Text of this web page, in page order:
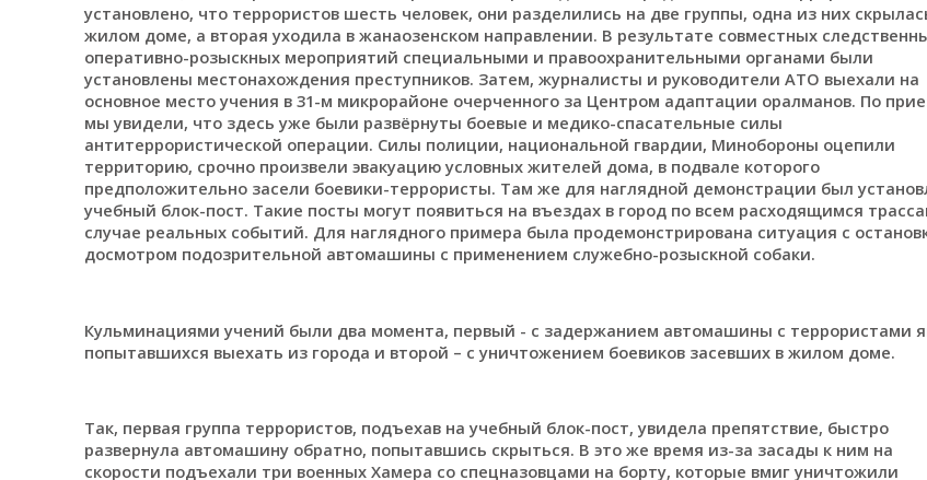
установлено, что террористов шесть человек, они разделились на две группы, одна из них
жилом доме, а вторая уходила в жанаозенском направлении. В результате совместных
оперативно-розыскных мероприятий специальными и правоохранительными органами были
установлены местонахождения преступников. Затем, журналисты и руководители АТО выехали на
основное место учения в 31-м микрорайоне очерченного за Центром адаптации оралманов. По
мы увидели, что здесь уже были развёрнуты боевые и медико-спасательные силы
антитеррористической операции. Силы полиции, национальной гвардии, Минобороны оцепили
территорию, срочно произвели эвакуацию условных жителей дома, в подвале которого
предположительно засели боевики-террористы. Там же для наглядной демонстрации был
учебный блок-пост. Такие посты могут появиться на въездах в город по всем расходящимся
случае реальных событий. Для наглядного примера была продемонстрирована ситуация с
досмотром подозрительной автомашины с применением служебно-розыскной собаки.
Кульминациями учений были два момента, первый - с задержанием автомашины с террористами
попытавшихся выехать из города и второй – с уничтожением боевиков засевших в жилом доме.
Так, первая группа террористов, подъехав на учебный блок-пост, увидела препятствие, быстро
развернула автомашину обратно, попытавшись скрыться. В это же время из-за засады к ним на
скорости подъехали три военных Хамера со спецназовцами на борту, которые вмиг уничтожили